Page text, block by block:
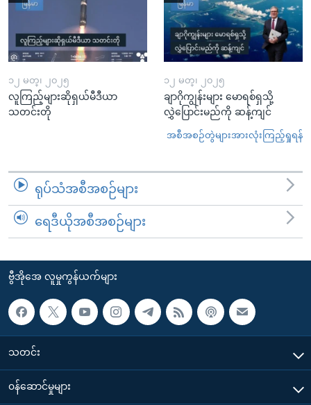
၁၂ မတ္၊ ၂၀၂၅
လူကြည့်များဆိုရှယ်မီဒီယာ
သတင်းတို
၁၂ မတ္၊ ၂၀၂၅
ချာဂိုကျွန်းများ မောရစ်ရှသို့
လွှဲပြောင်းမည်ကို ဆန့်ကျင်
အစီအစဉ်တွဲများအားလုံးကြည့်ရှုရန်
ရုပ်သံအစီအစဉ်များ
ရေဒီယိုအစီအစဉ်များ
ဗွီအိုအေ လူမှုကွန်ယက်များ
သတင်း
၀န်ဆောင်မှုများ